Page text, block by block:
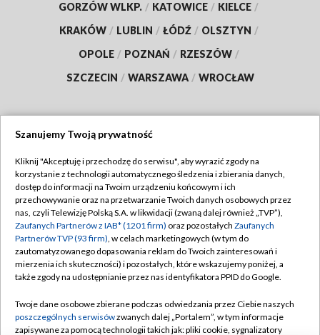
GORZÓW WLKP. / KATOWICE / KIELCE /
KRAKÓW / LUBLIN / ŁÓDŹ / OLSZTYN /
OPOLE / POZNAŃ / RZESZÓW /
SZCZECIN / WARSZAWA / WROCŁAW
TVP
Abonament TVP
Emisja w TVP
Centrum informacji TVP
Naziemna Telewizja Cyfrowa
Rada Programowa
Regulamin TVP
Polityka prywatności
Moje zgody
Pomoc
Kontakt
Szanujemy Twoją prywatność
Kliknij "Akceptuję i przechodzę do serwisu", aby wyrazić zgody na
korzystanie z technologii automatycznego śledzenia i zbierania danych,
dostęp do informacji na Twoim urządzeniu końcowym i ich
przechowywanie oraz na przetwarzanie Twoich danych osobowych przez
nas, czyli Telewizję Polską S.A. w likwidacji (zwaną dalej również „TVP”),
Zaufanych Partnerów z IAB* (1201 firm) oraz pozostałych Zaufanych
Partnerów TVP (93 firm), w celach marketingowych (w tym do
zautomatyzowanego dopasowania reklam do Twoich zainteresowań i
mierzenia ich skuteczności) i pozostałych, które wskazujemy poniżej, a
także zgody na udostępnianie przez nas identyfikatora PPID do Google.
Twoje dane osobowe zbierane podczas odwiedzania przez Ciebie naszych
poszczególnych serwisówzwanych dalej „Portalem”, w tym informacje
zapisywane za pomocą technologii takich jak: pliki cookie, sygnalizatory